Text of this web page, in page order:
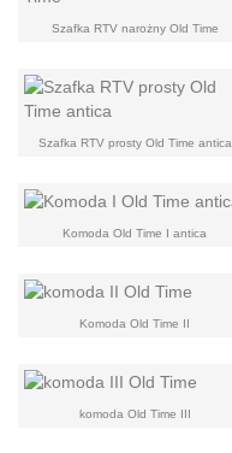
Szafka RTV narożny Old Time
Szafka RTV prosty Old Time antica
Komoda Old Time I antica
Komoda Old Time II
komoda Old Time III